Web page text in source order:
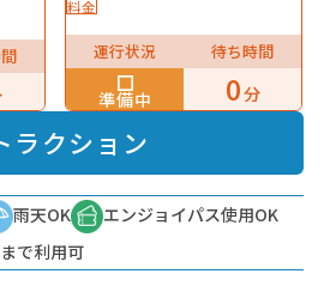
し
け
って帰る子から、ゆったり帰って
いく子等どうぶつさんによって
様々、、、 まっすぐおうちに帰
れるように見守ってください♪
※ふれあい広場がクローズの時は
どうぶつさんも休日のため、
GOGOラッシュはお休みです ※
開始時間は目安となります。時期
により変動する場合もございま
す。
料金
運行状況
準備中
待ち時間
0分
ラクション
雨天OK
エンジョイパス使用OK
で利用可